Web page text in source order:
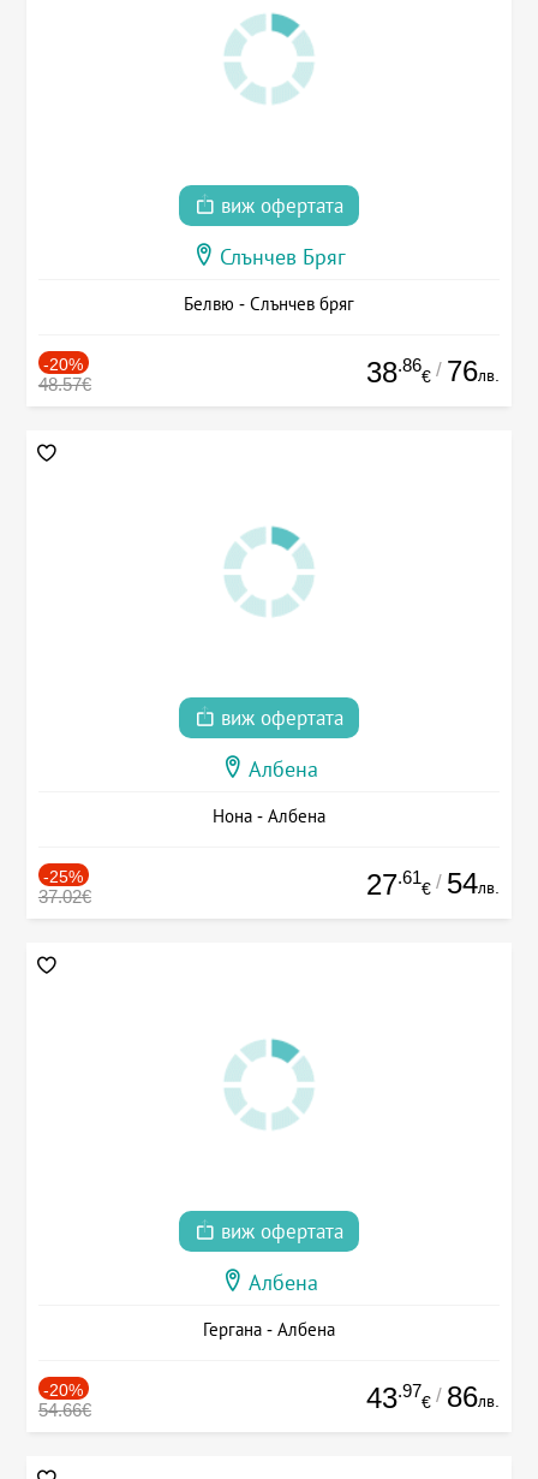
виж офертата
Слънчев Бряг
Белвю - Слънчев бряг
-20%
48.57€ 38.86
€ / 76лв.
виж офертата
Албена
Нона - Албена
-25%
37.02€ 27.61
€ / 54лв.
виж офертата
Албена
Гергана - Албена
-20%
54.66€ 43.97
€ / 86лв.